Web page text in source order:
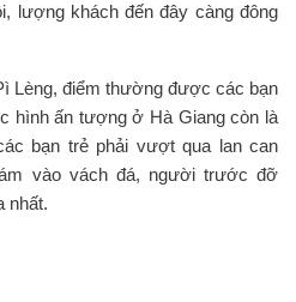
lượng khách đến đây càng đông
Lèng, điểm thường được các bạn
hình ấn tượng ở Hà Giang còn là
bạn trẻ phải vượt qua lan can
vào vách đá, người trước đỡ
nhất.